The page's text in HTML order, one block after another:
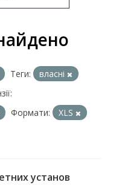
Теги:
власні
Формати:
XLS
установ